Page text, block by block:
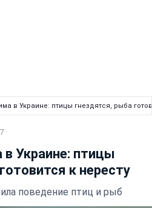
в Украине: птицы гнездятся, рыба
Украине: птицы
к нересту
поведение птиц и рыб